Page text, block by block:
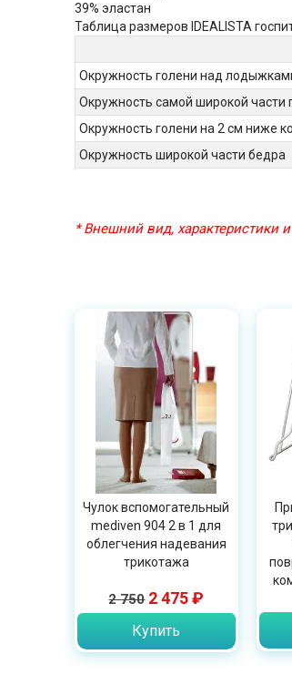
39% эластан
Таблица размеров IDEALISTA
Окружность голени над
Окружность самой широкой части
Окружность голени на 2 см ниже
Окружность широкой части бедра
* Внешний вид, характеристики
Чулок вспомогательный
mediven 904 2 в 1 для
облегчения надевания
трикотажа
2 750 2 475 ₽
Купить